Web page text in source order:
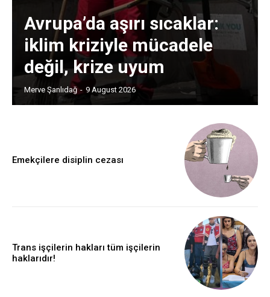
Avrupa’da aşırı sıcaklar:
iklim kriziyle mücadele
değil, krize uyum
Merve Şanlıdağ - 9 August 2026
Emekçilere disiplin cezası
Trans işçilerin hakları tüm işçilerin
haklarıdır!